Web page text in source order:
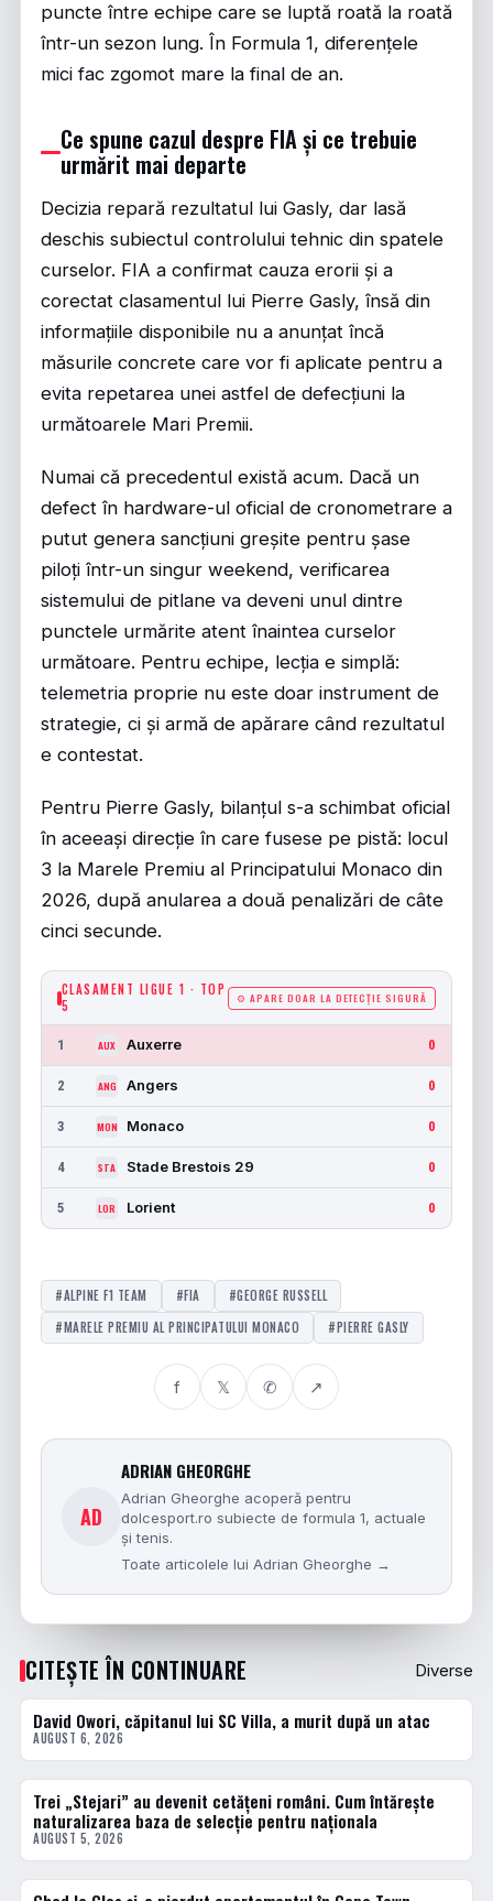
puncte între echipe care se luptă roată la roată
într-un sezon lung. În Formula 1, diferențele
mici fac zgomot mare la final de an.
Ce spune cazul despre FIA și ce trebuie
urmărit mai departe
Decizia repară rezultatul lui Gasly, dar lasă
deschis subiectul controlului tehnic din spatele
curselor. FIA a confirmat cauza erorii și a
corectat clasamentul lui Pierre Gasly, însă din
informațiile disponibile nu a anunțat încă
măsurile concrete care vor fi aplicate pentru a
evita repetarea unei astfel de defecțiuni la
următoarele Mari Premii.
Numai că precedentul există acum. Dacă un
defect în hardware-ul oficial de cronometrare a
putut genera sancțiuni greșite pentru șase
piloți într-un singur weekend, verificarea
sistemului de pitlane va deveni unul dintre
punctele urmărite atent înaintea curselor
următoare. Pentru echipe, lecția e simplă:
telemetria proprie nu este doar instrument de
strategie, ci și armă de apărare când rezultatul
e contestat.
Pentru Pierre Gasly, bilanțul s-a schimbat oficial
în aceeași direcție în care fusese pe pistă: locul
3 la Marele Premiu al Principatului Monaco din
2026, după anularea a două penalizări de câte
cinci secunde.
CLASAMENT LIGUE 1 · TOP
5
⚙ APARE DOAR LA DETECȚIE SIGURĂ
1 AUX Auxerre 0
2 ANG Angers 0
3 MON Monaco 0
4 STA Stade Brestois 29 0
5 LOR Lorient 0
#ALPINE F1 TEAM #FIA
#GEORGE RUSSELL
#MARELE PREMIU AL PRINCIPATULUI MONACO
#PIERRE GASLY
f 𝕏 ✆ ↗
AD
ADRIAN GHEORGHE
Adrian Gheorghe acoperă pentru
dolcesport.ro subiecte de formula 1, actuale
și tenis.
Toate articolele lui Adrian Gheorghe →
CITEȘTE ÎN CONTINUARE Diverse
DIVERSE
David Owori, căpitanul lui SC Villa, a murit după un atac
AUGUST 6, 2026
DIVERSE
Trei „Stejari” au devenit cetățeni români. Cum întărește
naturalizarea baza de selecție pentru naționala
AUGUST 5, 2026